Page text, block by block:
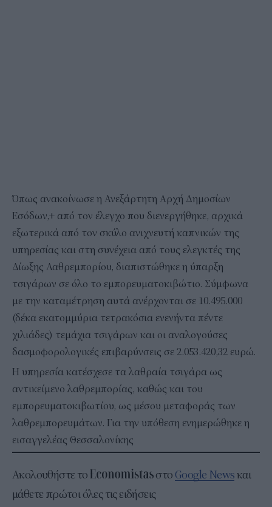
Όπως ανακοίνωσε η Ανεξάρτητη Αρχή Δημοσίων
Εσόδων,+ από τον έλεγχο που διενεργήθηκε, αρχικά
εξωτερικά από τον σκύλο ανιχνευτή καπνικών της
υπηρεσίας και στη συνέχεια από τους ελεγκτές της
Δίωξης Λαθρεμπορίου, διαπιστώθηκε η ύπαρξη
τσιγάρων σε όλο το εμπορευματοκιβώτιο. Σύμφωνα
με την καταμέτρηση αυτά ανέρχονται σε 10.495.000
(δέκα εκατομμύρια τετρακόσια ενενήντα πέντε
χιλιάδες) τεμάχια τσιγάρων και οι αναλογούσες
δασμοφορολογικές επιβαρύνσεις σε 2.053.420,32 ευρώ.
Η υπηρεσία κατέσχεσε τα λαθραία τσιγάρα ως
αντικείμενο λαθρεμπορίας, καθώς και του
εμπορευματοκιβωτίου, ως μέσου μεταφοράς των
λαθρεμπορευμάτων. Για την υπόθεση ενημερώθηκε η
εισαγγελέας Θεσσαλονίκης
Ακολουθήστε το στο Google Newsκαι
μάθετε πρώτοι όλες τις ειδήσεις